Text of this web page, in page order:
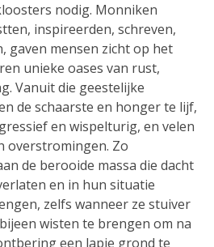
nodig. Monniken
inspireerden, schreven,
gaven mensen zicht op het
unieke oases van rust,
Vanuit die geestelijke
de schaarste en honger te lijf,
en wispelturig, en velen
overstromingen. Zo
de berooide massa die dacht
en in hun situatie
zelfs wanneer ze stuiver
wisten te brengen om na
een lapje grond te